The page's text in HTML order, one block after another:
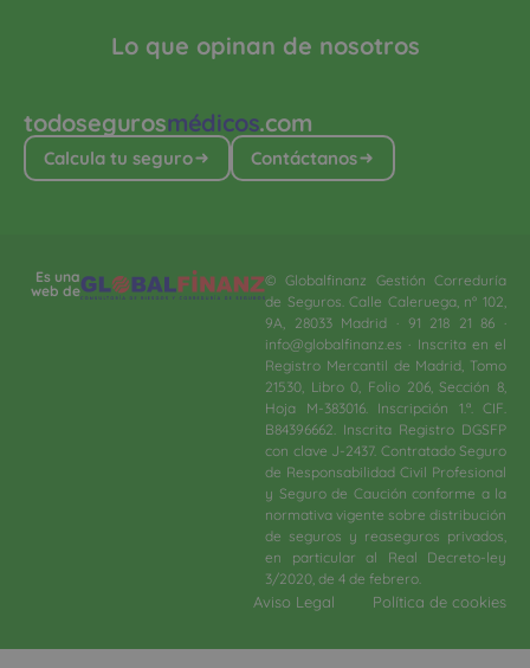
todosegurosmédicos.com
Calcula tu seguro Contáctanos
Lo que opinan de nosotros
Es una
web de
© Globalfinanz Gestión Correduría
de Seguros. Calle Caleruega, nº 102,
9A, 28033 Madrid · 91 218 21 86 ·
info@globalfinanz.es · Inscrita en el
Registro Mercantil de Madrid, Tomo
21530, Libro 0, Folio 206, Sección 8,
Hoja M-383016. Inscripción 1.ª. CIF.
B84396662. Inscrita Registro DGSFP
con clave J-2437. Contratado Seguro
de Responsabilidad Civil Profesional
y Seguro de Caución conforme a la
normativa vigente sobre distribución
de seguros y reaseguros privados,
en particular al Real Decreto-ley
3/2020, de 4 de febrero.​
Aviso Legal Política de cookies